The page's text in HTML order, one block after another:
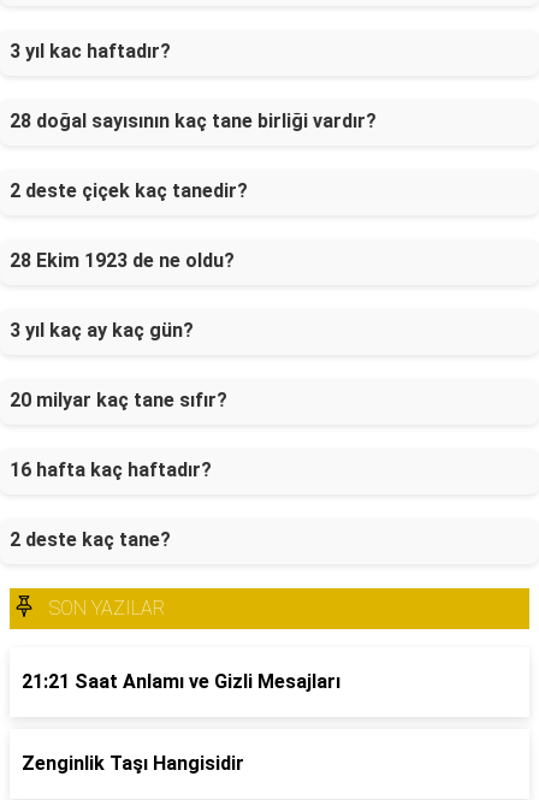
3 yıl kac haftadır?
28 doğal sayısının kaç tane birliği vardır?
2 deste çiçek kaç tanedir?
28 Ekim 1923 de ne oldu?
3 yıl kaç ay kaç gün?
20 milyar kaç tane sıfır?
16 hafta kaç haftadır?
2 deste kaç tane?
SON YAZILAR
21:21 Saat Anlamı ve Gizli Mesajları
Zenginlik Taşı Hangisidir